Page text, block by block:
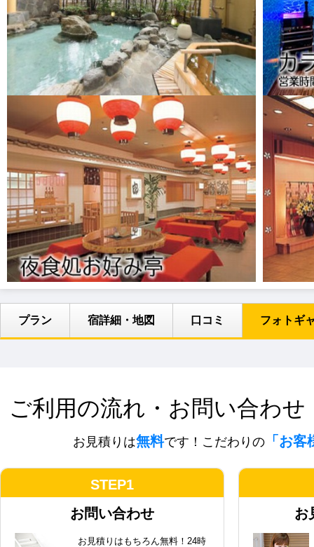
プラン 宿詳細・地図 口コミ フォトギ
ご利用の流れ・お問い合わせ
お見積りは無料です！こだわりの 「お
STEP1
お問い合わせ
お見積りはもちろん無料！24時
お